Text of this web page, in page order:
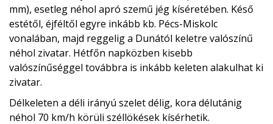
mm), esetleg néhol apró szemű jég kíséretében. Késő
estétől, éjféltől egyre inkább kb. Pécs-Miskolc
vonalában, majd reggelig a Dunától keletre valószínű
néhol zivatar. Hétfőn napközben kisebb
valószínűséggel továbbra is inkább keleten alakulhat ki
zivatar.
Délkeleten a déli irányú szelet délig, kora délutánig
néhol 70 km/h körüli széllökések kísérhetik.